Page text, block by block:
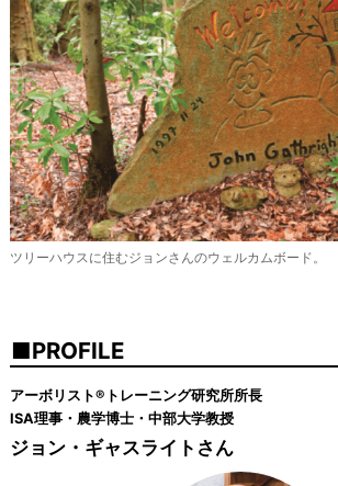
ツリーハウスに住むジョンさんのウェルカムボード。
PROFILE
アーボリスト®トレーニング研究所所長
ISA理事・農学博士・中部大学教授
ジョン・ギャスライトさん